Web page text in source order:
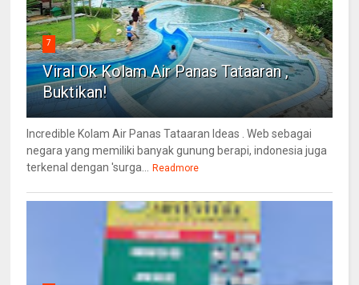
7
Viral Ok Kolam Air Panas Tataaran ,
Buktikan!
Incredible Kolam Air Panas Tataaran Ideas . Web sebagai
negara yang memiliki banyak gunung berapi, indonesia juga
terkenal dengan 'surga...
Readmore